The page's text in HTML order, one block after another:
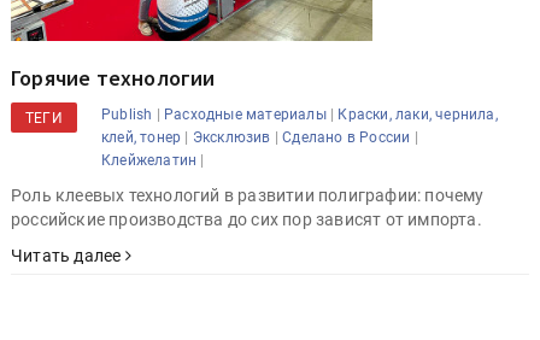
Горячие технологии
ТЕГИ Publish | Расходные материалы| Краски, лаки, чернила,
клей, тонер | Эксклюзив |Сделано в России |
Клейжелатин |
Роль клеевых технологий в развитии полиграфии: почему
российские производства до сих пор зависят от импорта.
Читать далее